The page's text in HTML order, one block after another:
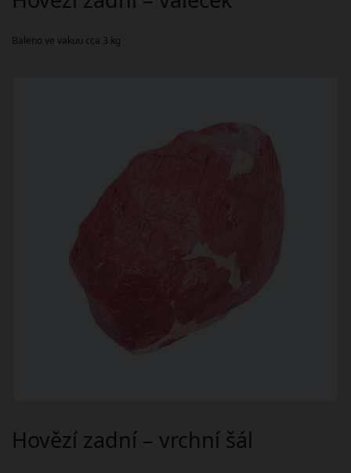
Baleno ve vakuu cca 3 kg
Hovězí zadní – vrchní šál